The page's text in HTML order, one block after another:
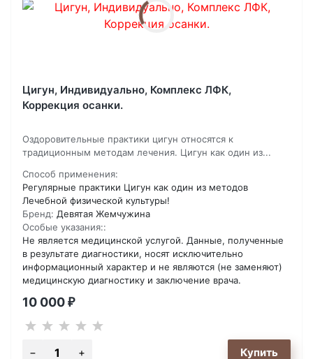
Цигун, Индивидуально, Комплекс ЛФК,
Коррекция осанки.
​Оздоровительные практики цигун относятся к
традиционным методам лечения. Цигун как один из...
Способ применения:
Регулярные практики Цигун как один из методов
Лечебной физической культуры!
Бренд: Девятая Жемчужина
Особые указания::
Не является медицинской услугой. Данные, полученные
в результате диагностики, носят исключительно
информационный характер и не являются (не заменяют)
медицинскую диагностику и заключение врача.
10 000 ₽